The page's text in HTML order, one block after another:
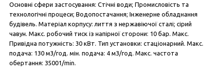
Основні сфери застосування: Стічні води; Промисловість та
технологічні процеси; Водопостачання; Інженерне обладнання
будівель. Матеріал корпусу: лиття з нержавіючої сталі; сірий
чавун. Макс. робочий тиск із напірної сторони: 10 бар. Макс.
Привідна потужність: 30 кВт. Тип установки: стаціонарний. Макс.
подача: 130 м3/год. мін. подача: 4 м3/год. Макс. частота
обертання: 35001/min.